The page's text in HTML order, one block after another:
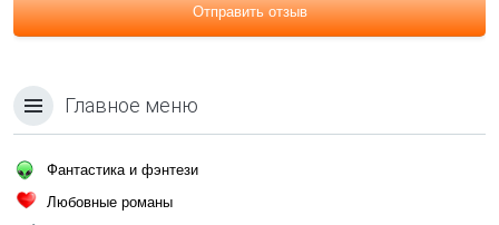
Отправить отзыв
Главное меню
Фантастика и фэнтези
Любовные романы